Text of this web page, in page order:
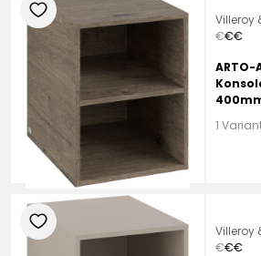
heart
Villeroy
€€€
1
heart
Villeroy
€€€